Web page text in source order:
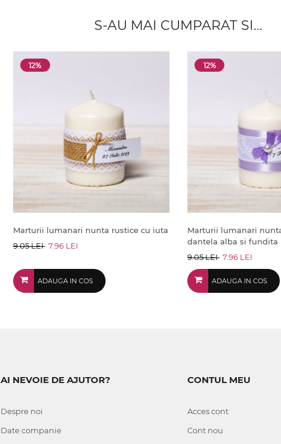
S-AU MAI CUMPARAT SI...
12%
Marturii lumanari nunta rustice cu iuta
9.05 LEI 7.96 LEI
ADAUGA IN COS
12%
Marturii lumanari
dantela alba si fundita
9.05 LEI 7.96 LEI
ADAUGA IN COS
AI NEVOIE DE AJUTOR?
Despre noi
Date companie
CONTUL MEU
Acces cont
Cont nou